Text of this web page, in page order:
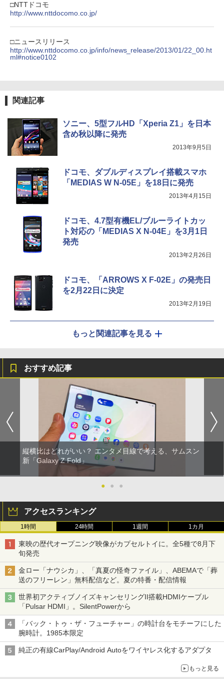
□NTTドコモ
http://www.nttdocomo.co.jp/
□ニュースリリース
http://www.nttdocomo.co.jp/info/news_release/2013/01/22_00.ht
ml#notice0102
関連記事
ソニー、5型フルHD「Xperia Z1」を日本
含め秋以降に発売
2013年9月5日
ドコモ、ダブルディスプレイ搭載スマホ
「MEDIAS W N-05E」を18日に発売
2013年4月15日
ドコモ、4.7型有機EL/ブルーライトカッ
ト対応の「MEDIAS X N-04E」を3月1日
発売
2013年2月26日
ドコモ、「ARROWS X F-02E」の発売日
を2月22日に決定
2013年2月19日
もっと関連記事を見る
おすすめ記事
縦横比はどれがいい？ エンタメ目線で考える、サムスン
新「Galaxy Z Fold」
● ● ●
アクセスランキング
1時間 24時間 1週間 1カ月
東映の歴代オープニング映像がカプセルトイに。全5種で8月下
旬発売
金ロー「ナウシカ」、「真夏の怪奇ファイル」、ABEMAで「葬
送のフリーレン」無料配信など。夏の特番・配信情報
世界初アクティブノイズキャンセリングII搭載HDMIケーブル
「Pulsar HDMI」。SilentPowerから
「バック・トゥ・ザ・フューチャー」の時計台をモチーフにした
腕時計。1985本限定
純正の有線CarPlay/Android Autoをワイヤレス化するアダプタ
もっと見る